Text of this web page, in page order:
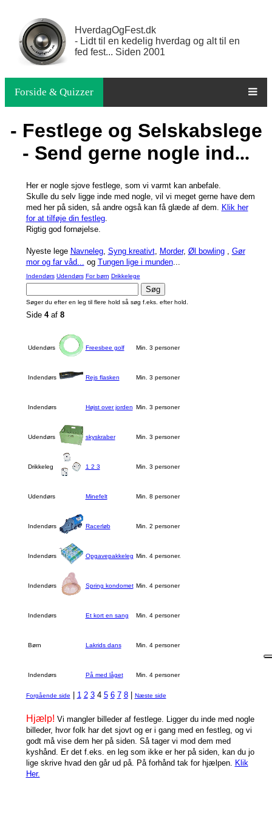
HverdagOgFest.dk
- Lidt til en kedelig hverdag og alt til en
fed fest... Siden 2001
Forside & Quizzer
- Festlege og Selskabslege
- Send gerne nogle ind...
Her er nogle sjove festlege, som vi varmt kan anbefale.
Skulle du selv ligge inde med nogle, vil vi meget gerne have dem
med her på siden, så andre også kan få glæde af dem.
Klik her
for at tilføje din festleg.
Rigtig god fornøjelse.
Nyeste lege Navneleg, Syng kreativt, Morder, Øl bowling, Gør
mor og far våd...
og Tungen lige i munden...
Indendørs Udendørs For børn Drikkelege
Søger du efter en leg til flere hold så søg f.eks. efter hold.
Side 4af 8
Udendørs Freesbee golf Min. 3 personer
Indendørs Rejs flasken Min. 3 personer
Indendørs Højst over jorden Min. 3 personer
Udendørs skyskraber Min. 3 personer
Drikkeleg 1 2 3 Min. 3 personer
Udendørs Minefelt Min. 8 personer
Indendørs Racerløb Min. 2 personer
Indendørs Opgavepakkeleg Min. 4 personer.
Indendørs Spring kondomet Min. 4 personer
Indendørs Et kort en sang Min. 4 personer
Børn Lakrids dans Min. 4 personer
Indendørs På med låget Min. 4 personer
Forgående side 1 2 34 5 6 7 8| Næste side
Hjælp! Vi mangler billeder af festlege. Ligger du inde med nogle
billeder, hvor folk har det sjovt og er i gang med en festleg, og vi
godt må vise dem her på siden. Så tager vi mod dem med
kyshånd. Er det f.eks. en leg som ikke er her på siden, kan du jo
lige skrive hvad den går ud på. På forhånd tak for hjælpen.
Klik
Her.